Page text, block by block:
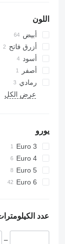
اللون
أبيض
أزرق فاتح
أسود
أصفر
رمادي
عرض الكل
يورو
Euro 3
Euro 4
Euro 5
Euro 6
عدد
–